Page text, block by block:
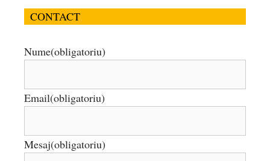
CONTACT
Nume(obligatoriu)
Email(obligatoriu)
Mesaj(obligatoriu)